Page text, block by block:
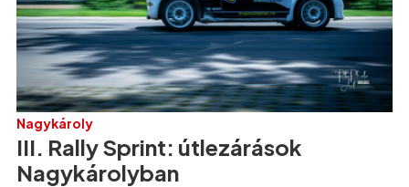
Nagykároly
III. Rally Sprint: útlezárások
Nagykárolyban